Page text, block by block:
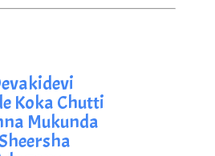
Koka Chutti
Mukunda